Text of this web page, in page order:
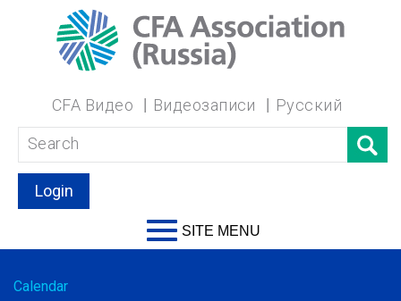
CFA Видео Видеозаписи Русский
Login
SITE MENU
Calendar